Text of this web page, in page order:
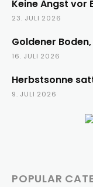
Keine Angst vor
23. JULI 2026
Goldener
16. JULI 2026
Herbstsonne
9. JULI 2026
POPULAR